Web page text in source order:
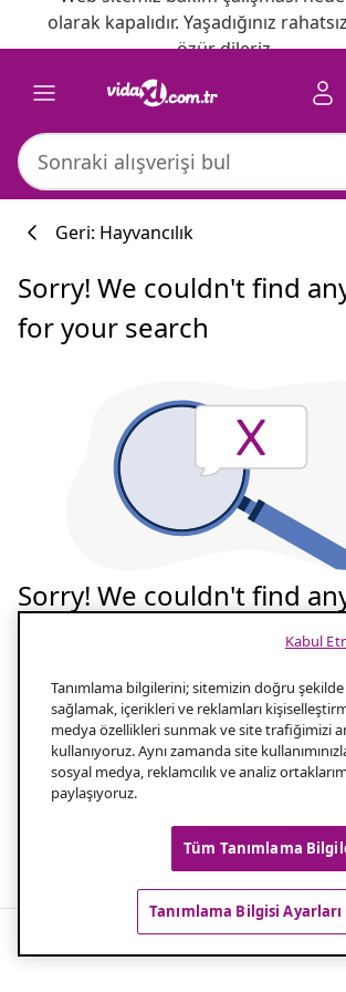
olarak kapalıdır. Yaşadığınız
özür dileriz.
Geri: Hayvancılık
Sorry! We couldn't find
for your search
Sorry! We couldn't find
Tekrar deneyelim
1.0 Aramanızın yazılışını kontrol edin
2.0 Aramanız için daha az kelime
Popüler aramalar
Tanımlama bilgilerini; sitemizin doğru şekilde
sağlamak, içerikleri ve reklamları
medya özellikleri sunmak ve site trafiğimizi
kullanıyoruz. Aynı zamanda site
sosyal medya, reklamcılık ve analiz
paylaşıyoruz.
Tüm Tanımlama
Tanımlama Bilgisi Ayarları
Kabul